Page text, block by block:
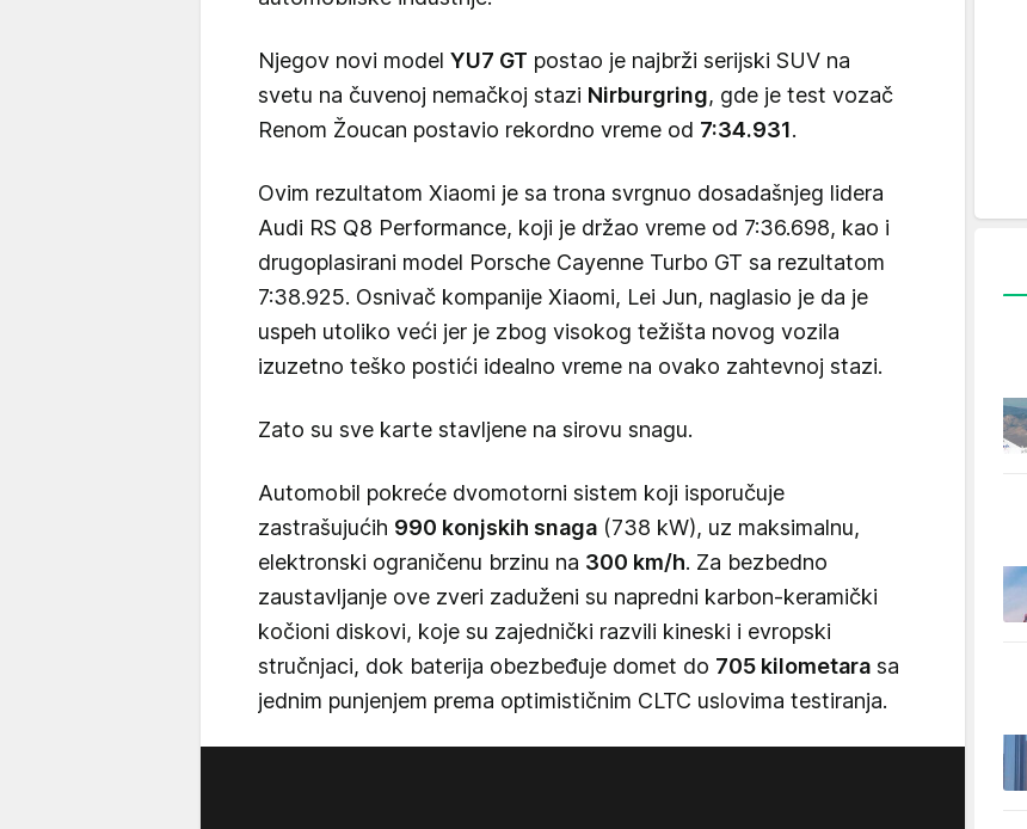
Njegov novi model YU7 GT postao je najbrži serijski SUV na
svetu na čuvenoj nemačkoj stazi Nirburgring, gde je test vozač
Renom Žoucan postavio rekordno vreme od 7:34.931.
Ovim rezultatom Xiaomi je sa trona svrgnuo dosadašnjeg lidera
Audi RS Q8 Performance, koji je držao vreme od 7:36.698, kao i
drugoplasirani model Porsche Cayenne Turbo GT sa rezultatom
7:38.925. Osnivač kompanije Xiaomi, Lei Jun, naglasio je da je
uspeh utoliko veći jer je zbog visokog težišta novog vozila
izuzetno teško postići idealno vreme na ovako zahtevnoj stazi.
Zato su sve karte stavljene na sirovu snagu.
Automobil pokreće dvomotorni sistem koji isporučuje
zastrašujućih 990 konjskih snaga (738 kW), uz maksimalnu,
elektronski ograničenu brzinu na 300 km/h. Za bezbedno
zaustavljanje ove zveri zaduženi su napredni karbon-keramički
kočioni diskovi, koje su zajednički razvili kineski i evropski
stručnjaci, dok baterija obezbeđuje domet do 705 kilometara sa
jednim punjenjem prema optimističnim CLTC uslovima testiranja.